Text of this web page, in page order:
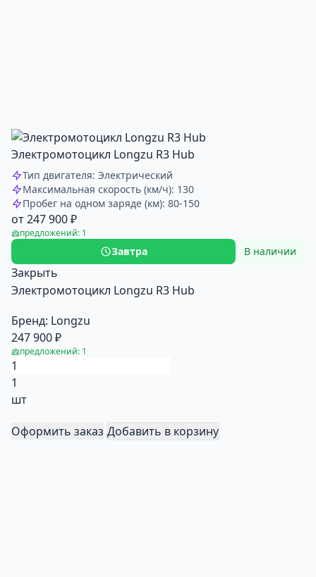
Электромотоцикл Longzu R3 Hub
Тип двигателя: Электрический
Максимальная скорость (км/ч): 130
Пробег на одном заряде (км): 80-150
от 247 900 ₽
предложений: 1
Завтра В наличии
Закрыть
Электромотоцикл Longzu R3 Hub
Бренд: Longzu
247 900 ₽
предложений: 1
1
шт
Оформить заказ Добавить в корзину